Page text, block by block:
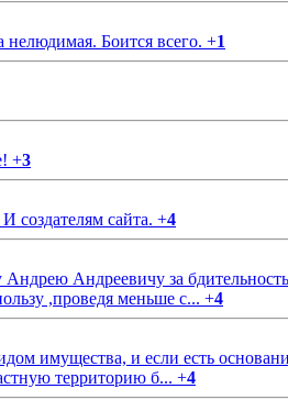
Боится всего. +1
+3
создателям сайта. +4
Андреевичу за
,проведя меньше с... +4
имущества, и если есть
территорию б... +4